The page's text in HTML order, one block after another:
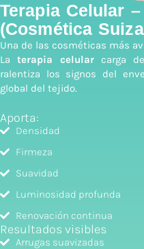
Terapia Celular
(Cosmética
Una de las cosméticas más
Laterapia celularcarga
ralentiza los signos del
global del tejido.
Aporta:
Densidad
Firmeza
Suavidad
Luminosidad profunda
Renovación continua
Resultados visibles
Arrugas suavizadas